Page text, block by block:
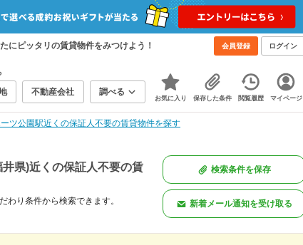
にピッタリの賃貸物件をみつけよう！ 会員登録 ログイン
不動産会社 調べる
お気に入り 保存した条件 閲覧履歴 マイページ
ツ公園駅近くの保証人不要の賃貸物件を探す
井県)近くの保証人不要の賃
わり条件から検索できます。
検索条件を保存
新着メール通知を受け取る